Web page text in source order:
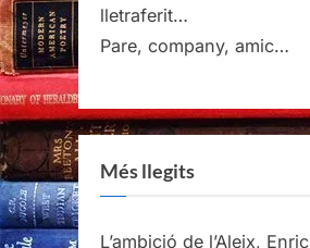
lletraferit…
Pare, company, amic…
Més llegits
L’ambició de l’Aleix, Enric